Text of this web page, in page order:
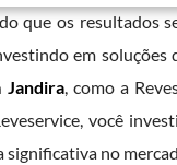
que os resultados
em
Jandira, como a
você
significativa no